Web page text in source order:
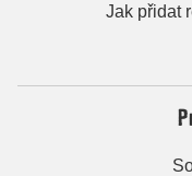
Jak přidat